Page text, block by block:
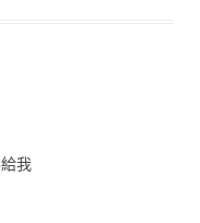
我